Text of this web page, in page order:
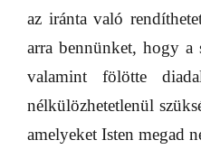
az iránta való
arra bennünket, hogy a
valamint fölötte
nélkülözhetetlenül
amelyeket Isten megad